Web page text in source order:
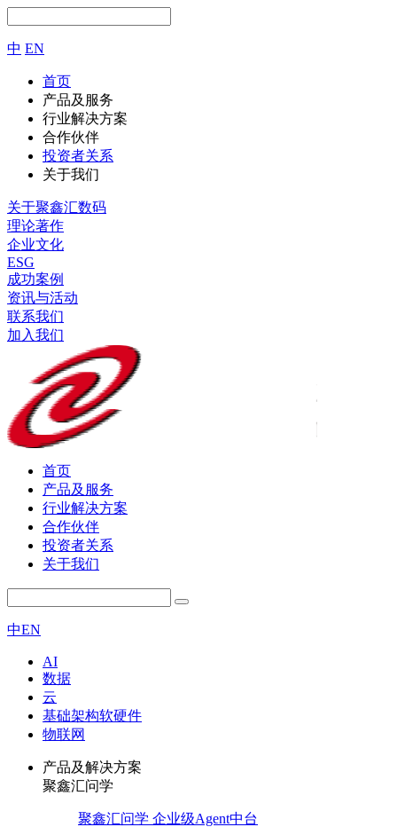
中 EN
首页
产品及服务
行业解决方案
合作伙伴
投资者关系
关于我们
关于聚鑫汇数码
理论著作
企业文化
ESG
成功案例
资讯与活动
联系我们
加入我们
首页
产品及服务
行业解决方案
合作伙伴
投资者关系
关于我们
中EN
AI
数据
云
基础架构软硬件
物联网
产品及解决方案
聚鑫汇问学
聚鑫汇问学 企业级Agent中台